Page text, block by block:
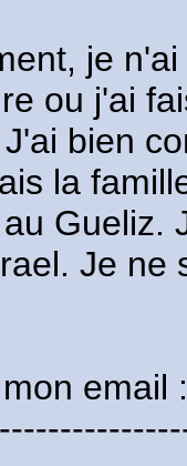
je
ou j'ai
bien
la
Gueliz.
Je ne
email